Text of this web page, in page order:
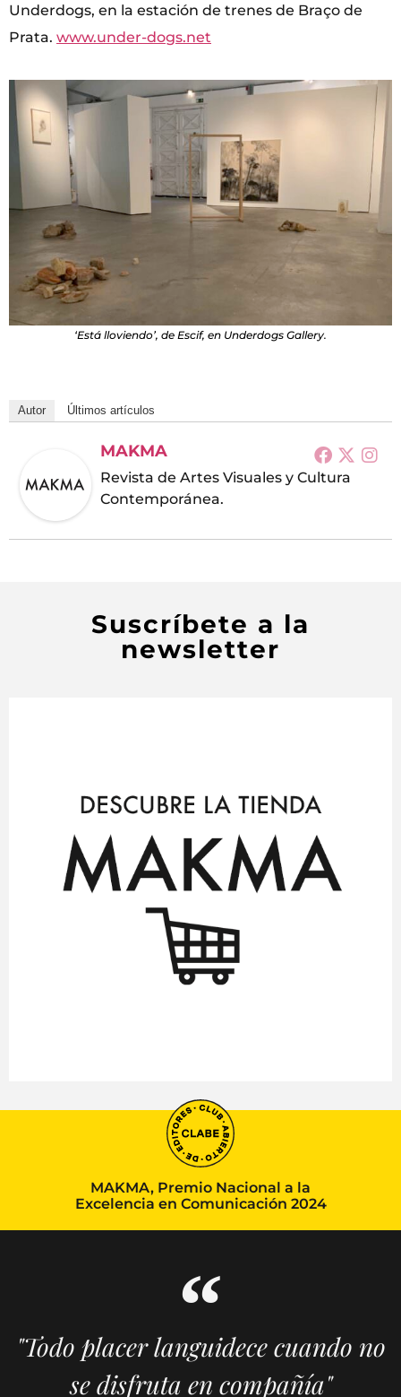
Underdogs, en la estación de trenes de Braço de
Prata. www.under-dogs.net
‘Está lloviendo’, de Escif, en Underdogs Gallery.
Autor Últimos artículos
MAKMA
Revista de Artes Visuales y Cultura
Contemporánea.
Suscríbete a la
newsletter
MAKMA, Premio Nacional a la
Excelencia en Comunicación 2024
"Todo placer languidece cuando no
se disfruta en compañía"